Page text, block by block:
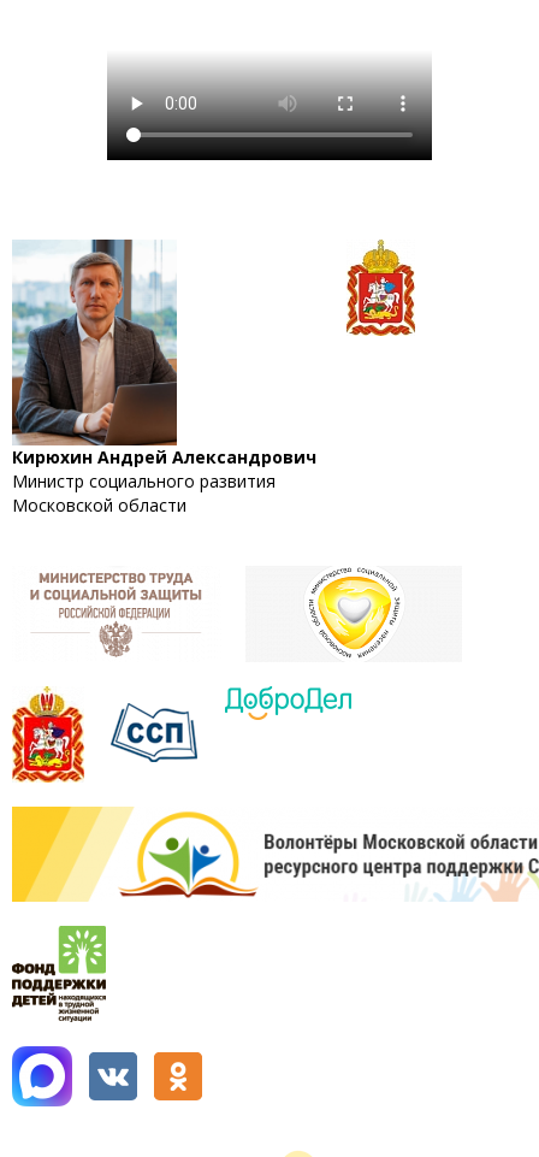
Кирюхин Андрей Александрович
Министр социального развития
Московской области